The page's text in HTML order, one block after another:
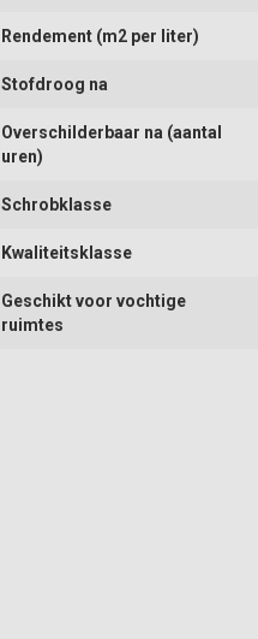
Rendement (m2 per liter)
Stofdroog na
Overschilderbaar na (aantal
uren)
Schrobklasse
Kwaliteitsklasse
Geschikt voor vochtige
ruimtes